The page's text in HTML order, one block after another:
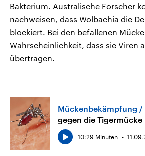
Bakterium. Australische Forscher
nachweisen, dass Wolbachia die
blockiert. Bei den befallenen
Wahrscheinlichkeit, dass sie Viren
übertragen.
Mückenbekämpfung
gegen die Tigermücke
10:29 Minuten